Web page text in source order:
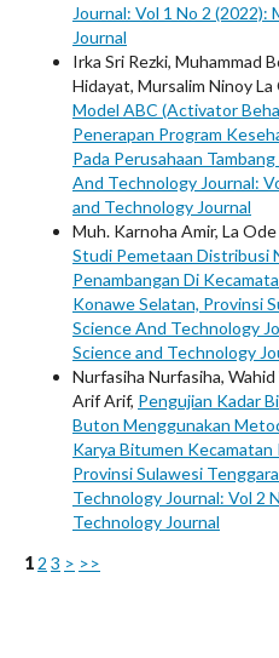
Journal: Vol 1 No 2
Journal
Irka Sri Rezki, Muhammad
Hidayat, Mursalim Ninoy La
Model ABC (Activator
Penerapan Program
Pada Perusahaan
And Technology Journal:
and Technology Journal
Muh. Karnoha Amir, La
Studi Pemetaan Distribusi
Penambangan Di
Konawe Selatan, Provinsi
Science And Technology
Science and Technology
Nurfasiha Nurfasiha,
Arif Arif, Pengujian Kadar
Buton Menggunakan
Karya Bitumen
Provinsi Sulawesi Tenggara
Technology Journal: Vol 2
Technology Journal
1 2 3 > >>